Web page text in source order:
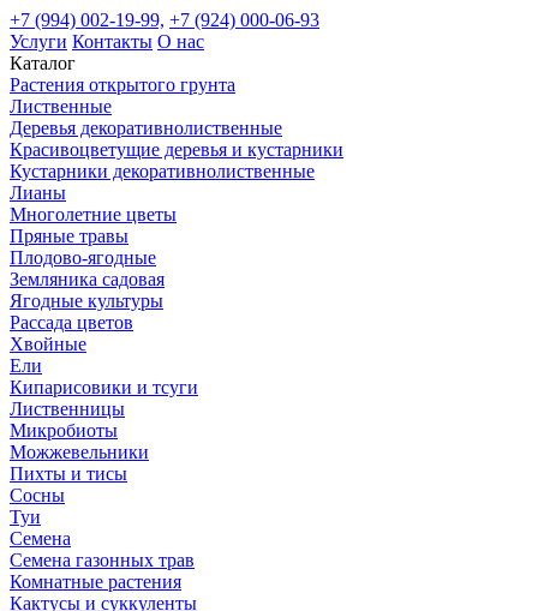
+7 (994) 002-19-99, +7 (924) 000-06-93
Услуги Контакты О нас
Каталог
Растения открытого грунта
Лиственные
Деревья декоративнолиственные
Красивоцветущие деревья и кустарники
Кустарники декоративнолиственные
Лианы
Многолетние цветы
Пряные травы
Плодово-ягодные
Земляника садовая
Ягодные культуры
Рассада цветов
Хвойные
Ели
Кипарисовики и тсуги
Лиственницы
Микробиоты
Можжевельники
Пихты и тисы
Сосны
Туи
Семена
Семена газонных трав
Комнатные растения
Кактусы и суккуленты